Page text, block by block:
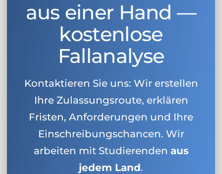
aus einer Hand —
kostenlose
Fallanalyse
Kontaktieren Sie uns: Wir erstellen
Ihre Zulassungsroute, erklären
Fristen, Anforderungen und Ihre
Einschreibungschancen. Wir
arbeiten mit Studierenden aus
jedem Land.